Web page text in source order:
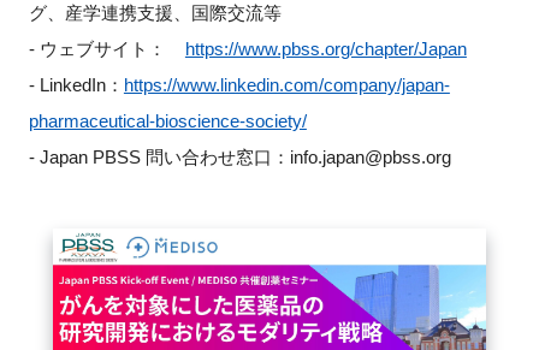
グ、産学連携支援、国際交流等
- ウェブサイト： https://www.pbss.org/chapter/Japan
- LinkedIn： https://www.linkedin.com/company/japan-
pharmaceutical-bioscience-society/
- Japan PBSS 問い合わせ窓口：info.japan@pbss.org